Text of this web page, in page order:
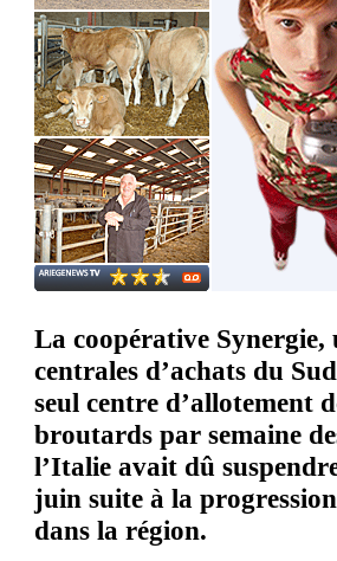
La coopérative Synergie,
centrales d’achats du
seul centre d’allotement
broutards par semaine
l’Italie avait dû
juin suite à la
dans la région.